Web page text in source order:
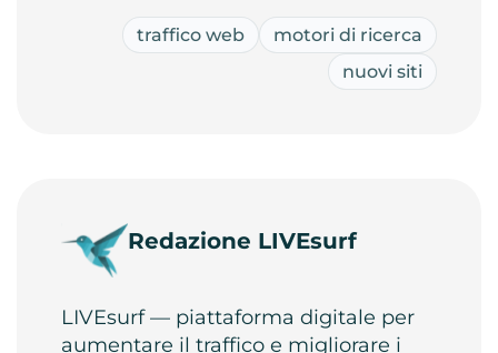
traffico web
motori di ricerca
nuovi siti
Redazione LIVEsurf
LIVEsurf — piattaforma digitale per
aumentare il traffico e migliorare i